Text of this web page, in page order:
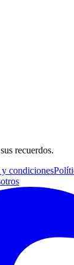
recuerdos.
condiciones